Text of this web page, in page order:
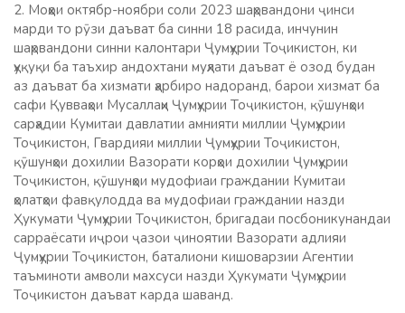
2. Моҳҳои октябр-ноябри соли 2023 шаҳрвандони ҷинси
марди то рӯзи даъват ба синни 18 расида, инчунин
шаҳрвандони синни калонтари Ҷумҳурии Тоҷикистон, ки
ҳуқуқи ба таъхир андохтани муҳлати даъват ё озод будан
аз даъват ба хизмати ҳарбиро надоранд, барои хизмат ба
сафи Қувваҳои Мусаллаҳи Ҷумҳурии Тоҷикистон, қӯшунҳои
сарҳадии Кумитаи давлатии амнияти миллии Ҷумҳурии
Тоҷикистон, Гвардияи миллии Ҷумҳурии Тоҷикистон,
қӯшунҳои дохилии Вазорати корҳои дохилии Ҷумҳурии
Тоҷикистон, қӯшунҳои мудофиаи граждании Кумитаи
ҳолатҳои фавқулодда ва мудофиаи граждании назди
Ҳукумати Ҷумҳурии Тоҷикистон, бригадаи посбоникунандаи
сарраёсати иҷрои ҷазои ҷиноятии Вазорати адлияи
Ҷумҳурии Тоҷикистон, баталиони кишоварзии Агентии
таъминоти амволи махсуси назди Ҳукумати Ҷумҳурии
Тоҷикистон даъват карда шаванд.